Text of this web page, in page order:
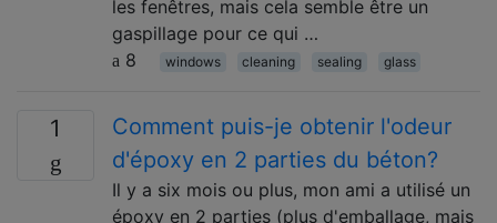
les fenêtres, mais cela semble être un
gaspillage pour ce qui …
8
windows cleaning sealing glass
1
Comment puis-je obtenir l'odeur
d'époxy en 2 parties du béton?
Il y a six mois ou plus, mon ami a utilisé un
époxy en 2 parties (plus d'emballage, mais